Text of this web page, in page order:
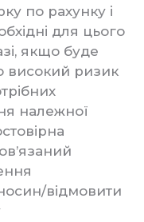
по рахунку і
для цього
якщо буде
високий ризик
належної
відмовити